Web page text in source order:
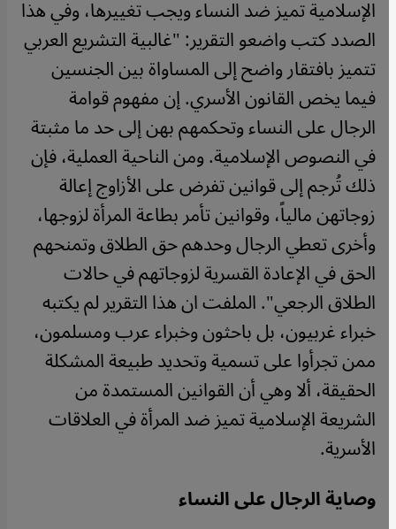
الإسلامية تميز ضد النساء ويجب تغييرها، وفي هذا
الصدد كتب واضعو التقرير: "غالبية التشريع العربي
تتميز بافتقار واضح إلى المساواة بين الجنسين
فيما يخص القانون الأسري. إن مفهوم قوامة
الرجال على النساء وتحكمهم بهن إلى حد ما مثبتة
في النصوص الإسلامية. ومن الناحية العملية، فإن
ذلك تُرجم إلى قوانين تفرض على الأزاوج إعالة
زوجاتهن مالياً، وقوانين تأمر بطاعة المرأة لزوجها،
وأخرى تعطي الرجال وحدهم حق الطلاق وتمنحهم
الحق في الإعادة القسرية لزوجاتهم في حالات
الطلاق الرجعي". الملفت ان هذا التقرير لم يكتبه
خبراء غربيون، بل باحثون وخبراء عرب ومسلمون،
ممن تجرأوا على تسمية وتحديد طبيعة المشكلة
الحقيقة، ألا وهي أن القوانين المستمدة من
الشريعة الإسلامية تميز ضد المرأة في العلاقات
الأسرية.
وصاية الرجال على النساء